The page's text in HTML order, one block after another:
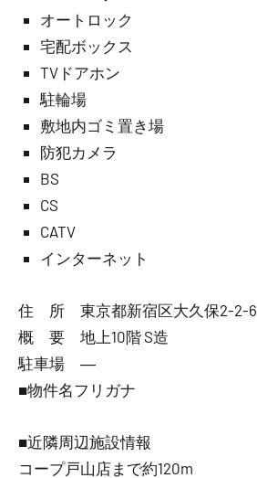
オートロック
宅配ボックス
TVドアホン
駐輪場
敷地内ゴミ置き場
防犯カメラ
BS
CS
CATV
インターネット
住 所 東京都新宿区大久保2-2-6
概 要 地上10階 S造
駐車場 ―
■物件名フリガナ
■近隣周辺施設情報
コープ戸山店まで約120m